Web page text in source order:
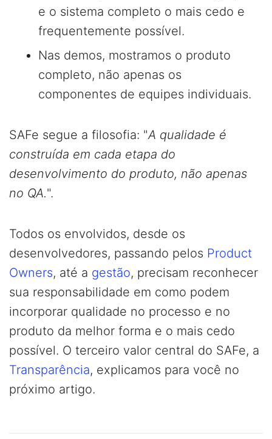
e o sistema completo o mais cedo e
frequentemente possível.
Nas demos, mostramos o produto
completo, não apenas os
componentes de equipes individuais.
SAFe segue a filosofia: "A qualidade é
construída em cada etapa do
desenvolvimento do produto, não apenas
no QA.".
Todos os envolvidos, desde os
desenvolvedores, passando pelos Product
Owners, até a gestão, precisam reconhecer
sua responsabilidade em como podem
incorporar qualidade no processo e no
produto da melhor forma e o mais cedo
possível. O terceiro valor central do SAFe, a
Transparência, explicamos para você no
próximo artigo.